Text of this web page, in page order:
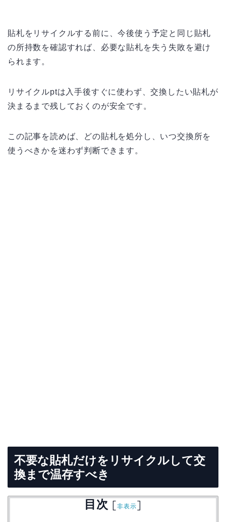
貼札をリサイクルする前に、今後使う予定と同じ貼札
の所持数を確認すれば、必要な貼札を失う失敗を避け
られます。
リサイクルptは入手後すぐに使わず、交換したい貼札が
決まるまで残しておくのが安全です。
この記事を読めば、どの貼札を処分し、いつ交換所を
使うべきかを迷わず判断できます。
不要な貼札だけをリサイクルして交
換まで温存すべき
目次 [非表示]